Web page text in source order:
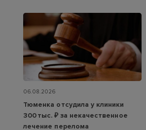
06.08.2026
Тюменка отсудила у клиники
300 тыс. ₽ за некачественное
лечение перелома